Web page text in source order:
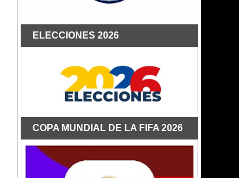
ELECCIONES 2026
COPA MUNDIAL DE LA FIFA 2026